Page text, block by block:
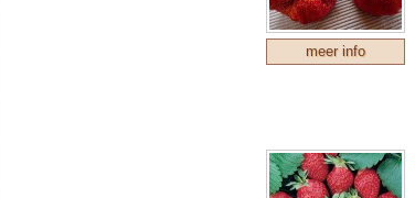
meer info